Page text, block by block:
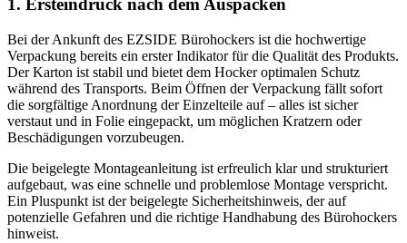
1. Ersteindruck nach dem Auspacken
Bei der Ankunft des EZSIDE Bürohockers ist die hochwertige
Verpackung bereits ein erster Indikator für die Qualität des Produkts.
Der Karton ist stabil und bietet dem Hocker optimalen Schutz
während des Transports. Beim Öffnen der Verpackung fällt sofort
die sorgfältige Anordnung der Einzelteile auf – alles ist sicher
verstaut und in Folie eingepackt, um möglichen Kratzern oder
Beschädigungen vorzubeugen.
Die beigelegte Montageanleitung ist erfreulich klar und strukturiert
aufgebaut, was eine schnelle und problemlose Montage verspricht.
Ein Pluspunkt ist der beigelegte Sicherheitshinweis, der auf
potenzielle Gefahren und die richtige Handhabung des Bürohockers
hinweist.